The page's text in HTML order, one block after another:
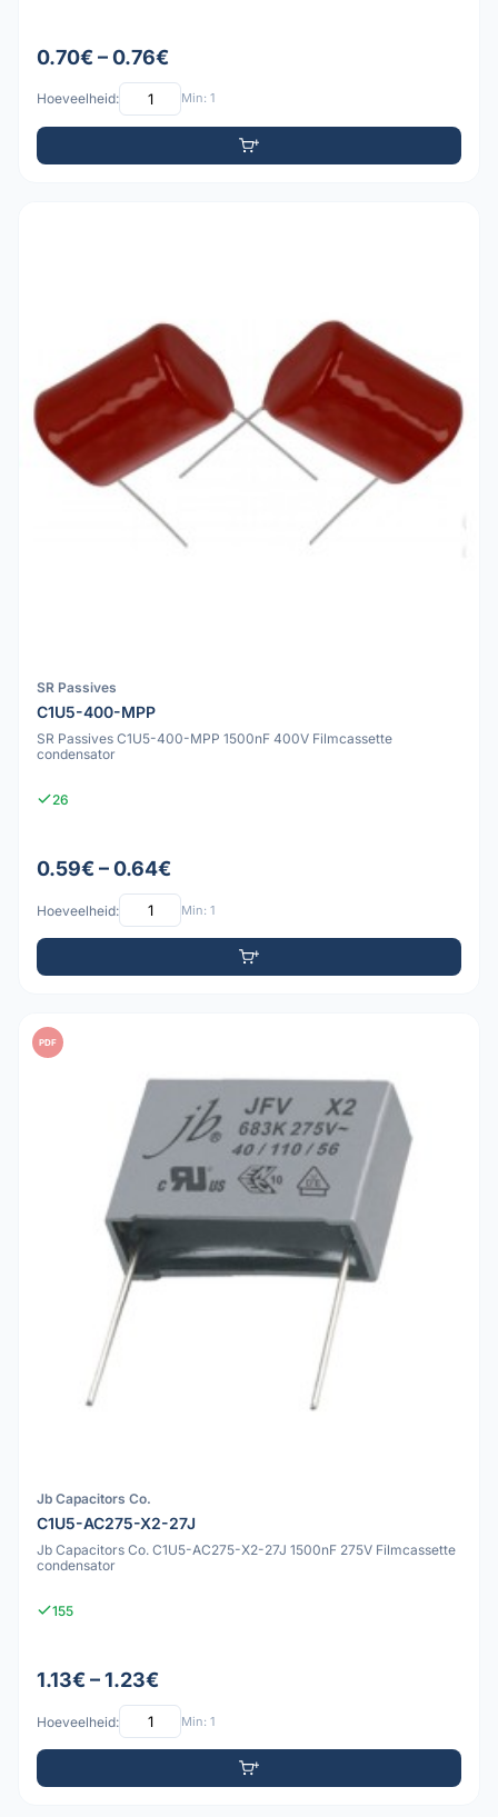
0.70€ – 0.76€
Hoeveelheid: Min: 1
SR Passives
C1U5-400-MPP
SR Passives C1U5-400-MPP 1500nF 400V Filmcassette
condensator
26
0.59€ – 0.64€
Hoeveelheid: Min: 1
PDF
Jb Capacitors Co.
C1U5-AC275-X2-27J
Jb Capacitors Co. C1U5-AC275-X2-27J 1500nF 275V Filmcassette
condensator
155
1.13€ – 1.23€
Hoeveelheid: Min: 1